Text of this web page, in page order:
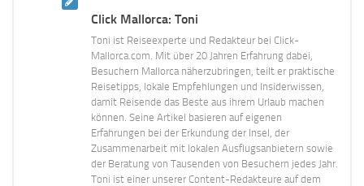
Click Mallorca: Toni
Toni ist Reiseexperte und Redakteur bei Click-
Mallorca.com. Mit über 20 Jahren Erfahrung dabei,
Besuchern Mallorca näherzubringen, teilt er praktische
Reisetipps, lokale Empfehlungen und Insiderwissen,
damit Reisende das Beste aus ihrem Urlaub machen
können. Seine Artikel basieren auf eigenen
Erfahrungen bei der Erkundung der Insel, der
Zusammenarbeit mit lokalen Ausflugsanbietern sowie
der Beratung von Tausenden von Besuchern jedes Jahr.
Toni ist einer unserer Content-Redakteure auf dem